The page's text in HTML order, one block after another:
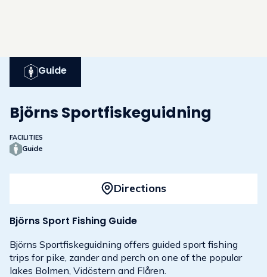
Guide
Björns Sportfiskeguidning
FACILITIES
Guide
Directions
Björns Sport Fishing Guide
Björns Sportfiskeguidning offers guided sport fishing
trips for pike, zander and perch on one of the popular
lakes Bolmen, Vidöstern and Flåren.